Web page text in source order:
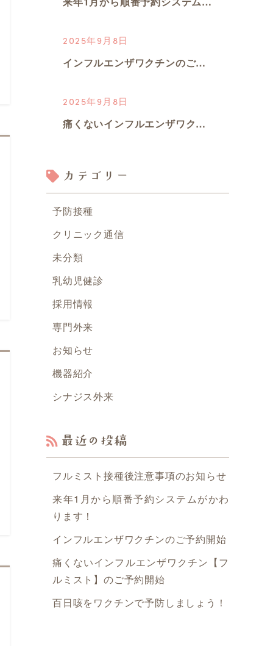
2025年9月8日
インフルエンザワクチンのご予約開始
2025年9月8日
痛くないインフルエンザワクチン【フルミスト】のご予約開始
2024年12月23日
【どんな育児も大正解】育心会グループオリジナル育児本プレゼントのお知らせ
2024年11月1日
診療時間外の受診について
麻しん（はしか）風しんの接種漏れがある方の予防接種（MR予防接種漏れ事業）のご案内
カテゴリー
予防接種
クリニック通信
未分類
乳幼児健診
採用情報
専門外来
お知らせ
機器紹介
シナジス外来
最近の投稿
フルミスト接種後注意事項のお知らせ
来年1月から順番予約システムがかわ
ります！
インフルエンザワクチンのご予約開始
痛くないインフルエンザワクチン【フ
ルミスト】のご予約開始
百日咳をワクチンで予防しましょう！